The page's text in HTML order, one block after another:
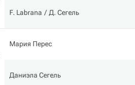
F. Labrana Д. Сегель
Мария Перес
Даниэла Сегель